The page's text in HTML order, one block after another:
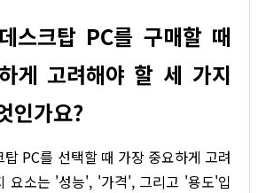
스크탑 PC를 구매할 때
게 고려해야 할 세 가지
인가요?
탑 PC를 선택할 때 가장 중요하게 고려
요소는 '성능', '가격', 그리고 '용도'입